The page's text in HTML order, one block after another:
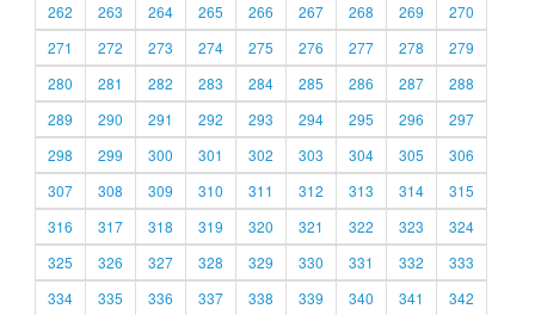
262
263 264 265 266 267 268 269
270
271
272 273 274 275 276 277 278
279
280
281 282 283 284 285 286 287
288
289
290 291 292 293 294 295 296
297
298
299 300 301 302 303 304 305
306
307
308 309 310 311 312 313 314
315
316
317 318 319 320 321 322 323
324
325
326 327 328 329 330 331 332
333
334
335 336 337 338 339 340 341 342